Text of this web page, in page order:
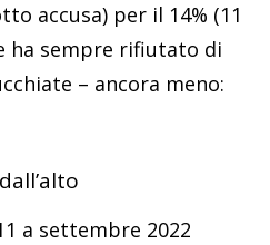
accusa) per il 14% (11
ha sempre rifiutato di
– ancora meno:
a settembre 2022